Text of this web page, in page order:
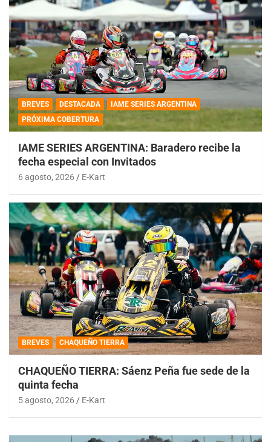
BREVES DESTACADA
IAME SERIES ARGENTINA
PRÓXIMA COBERTURA
IAME SERIES ARGENTINA: Baradero recibe la
fecha especial con Invitados
6 agosto, 2026 E-Kart
BREVES CHAQUEÑO TIERRA
CHAQUEÑO TIERRA: Sáenz Peña fue sede de la
quinta fecha
5 agosto, 2026 E-Kart